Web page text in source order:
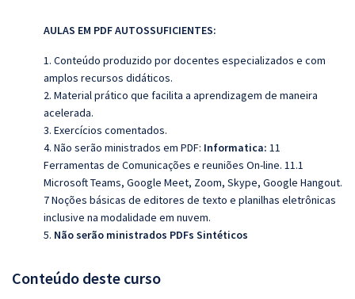
AULAS EM PDF AUTOSSUFICIENTES:
1. Conteúdo produzido por docentes especializados e com
amplos recursos didáticos.
2. Material prático que facilita a aprendizagem de maneira
acelerada.
3. Exercícios comentados.
4. Não serão ministrados em PDF: Informatica: 11
Ferramentas de Comunicações e reuniões On-line. 11.1
Microsoft Teams, Google Meet, Zoom, Skype, Google Hangout.
7 Noções básicas de editores de texto e planilhas eletrônicas
inclusive na modalidade em nuvem.
5. Não serão ministrados PDFs Sintéticos
Conteúdo deste curso